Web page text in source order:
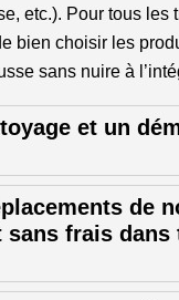
etc.). Pour tous les
bien choisir les
sans nuire à
et un
de
frais dans